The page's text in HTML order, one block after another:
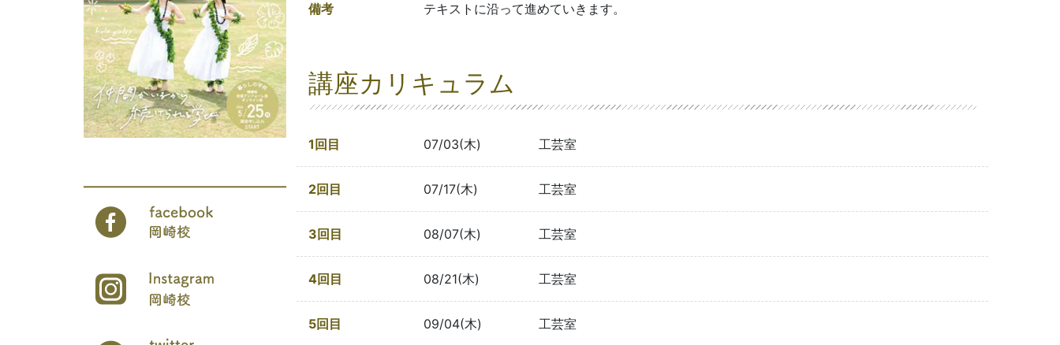
備考 テキストに沿って進めていきます。
講座カリキュラム
1回目 07/03(木) 工芸室
2回目 07/17(木) 工芸室
3回目 08/07(木) 工芸室
4回目 08/21(木) 工芸室
5回目 09/04(木) 工芸室